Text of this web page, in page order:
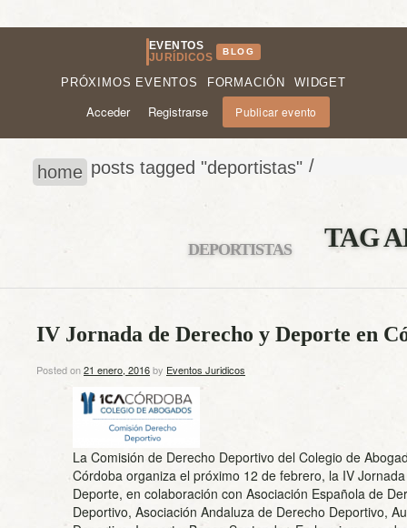
EVENTOS
JURÍDICOS
BLOG
PRÓXIMOS EVENTOS FORMACIÓN WIDGET
Acceder Registrarse Publicar evento
home /
posts tagged "deportistas"
TAG
DEPORTISTAS
IV Jornada de Derecho y Deporte en
Posted on21 enero, 2016by Eventos Juridicos
La Comisión de Derecho Deportivo del Colegio de
Córdoba organiza el próximo 12 de febrero, la IV
Deporte, en colaboración con Asociación Española de
Deportivo, Asociación Andaluza de Derecho Deportivo,